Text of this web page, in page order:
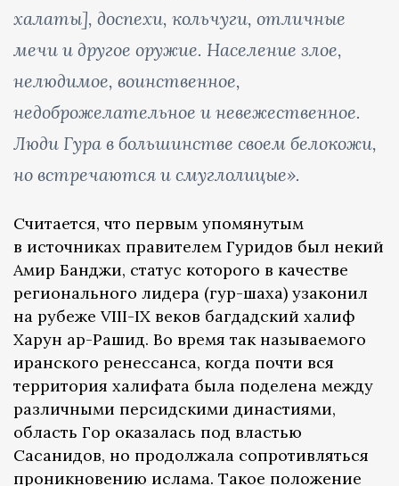
халаты], доспехи, кольчуги, отличные
мечи и другое оружие. Население злое,
нелюдимое, воинственное,
недоброжелательное и невежественное.
Люди Гура в большинстве своем белокожи,
но встречаются и смуглолицые».
Считается, что первым упомянутым
в источниках правителем Гуридов был некий
Амир Банджи, статус которого в качестве
регионального лидера (гур-шаха) узаконил
на рубеже VIII-IX веков багдадский халиф
Харун ар-Рашид. Во время так называемого
иранского ренессанса, когда почти вся
территория халифата была поделена между
различными персидскими династиями,
область Гор оказалась под властью
Сасанидов, но продолжала сопротивляться
проникновению ислама. Такое положение